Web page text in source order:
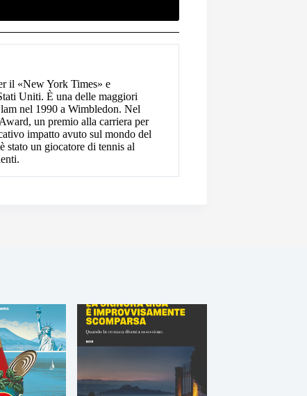
il «New York Times» e
Uniti. È una delle maggiori
nel 1990 a Wimbledon. Nel
un premio alla carriera per
impatto avuto sul mondo del
stato un giocatore di tennis al